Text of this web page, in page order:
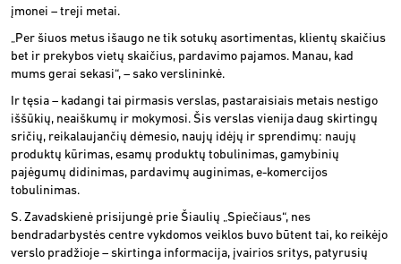
įmonei – treji metai.
„Per šiuos metus išaugo ne tik sotukų asortimentas, klientų skaičius
bet ir prekybos vietų skaičius, pardavimo pajamos. Manau, kad
mums gerai sekasi“, – sako verslininkė.
Ir tęsia – kadangi tai pirmasis verslas, pastaraisiais metais nestigo
iššūkių, neaiškumų ir mokymosi. Šis verslas vienija daug skirtingų
sričių, reikalaujančių dėmesio, naujų idėjų ir sprendimų: naujų
produktų kūrimas, esamų produktų tobulinimas, gamybinių
pajėgumų didinimas, pardavimų auginimas, e-komercijos
tobulinimas.
S. Zavadskienė prisijungė prie Šiaulių „Spiečiaus“, nes
bendradarbystės centre vykdomos veiklos buvo būtent tai, ko reikėjo
verslo pradžioje – skirtinga informacija, įvairios sritys, patyrusių